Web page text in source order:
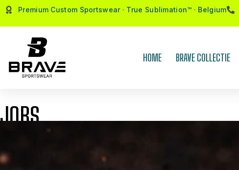
Premium Custom Sportswear · True Sublimation™ · Belgium
HOME BRAVE COLLECTIE
JOBS